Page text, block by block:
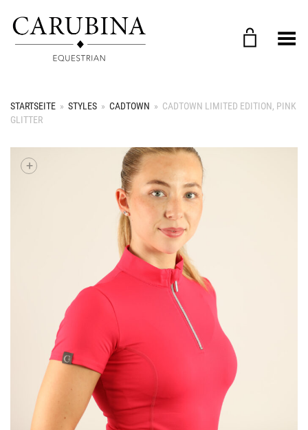
Menü umschalten
STARTSEITE » STYLES » CADTOWN » CADTOWN LIMITED EDITION, PINK
GLITTER
+